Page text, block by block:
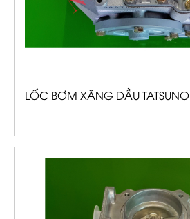
LỐC BƠM XĂNG DẦU TATSUNO